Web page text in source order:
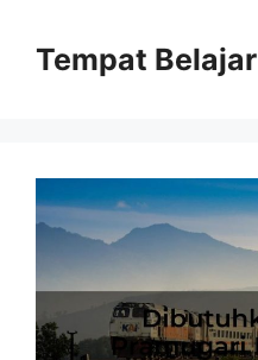
contentTempat Belajar